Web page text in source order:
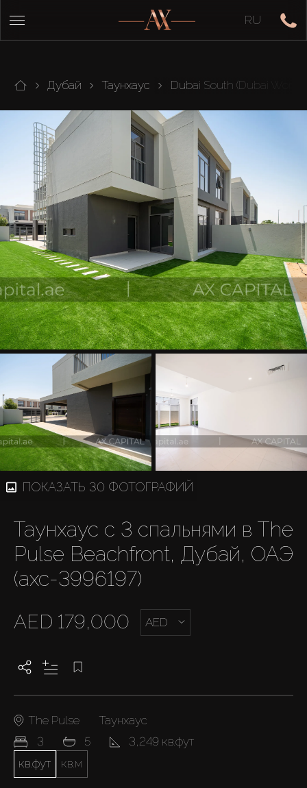
RU
Дубай Таунхаус Dubai South (Dubai World
ПОКАЗАТЬ 30 ФОТОГРАФИЙ
Таунхаус с 3 спальнями в The
Pulse Beachfront, Дубай, ОАЭ
(axc-3996197)
AED 179,000 AED
The Pulse
Таунхаус
3
5
3,249 кв.фут
кв.фут
кв.м